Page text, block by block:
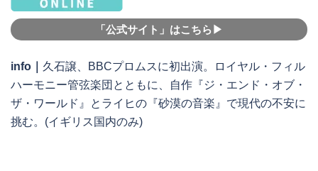
「公式サイト」はこちら▶︎
info｜ 久石譲、BBCプロムスに初出演。ロイヤル・フィル
ハーモニー管弦楽団とともに、自作『ジ・エンド・オブ・
ザ・ワールド』とライヒの『砂漠の音楽』で現代の不安に
挑む。(イギリス国内のみ)